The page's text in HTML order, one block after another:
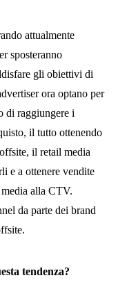
attualmente
sposteranno
gli obiettivi di
ora optano per
di raggiungere i
il tutto ottenendo
il retail media
e a ottenere vendite
alla CTV.
da parte dei brand
tendenza?